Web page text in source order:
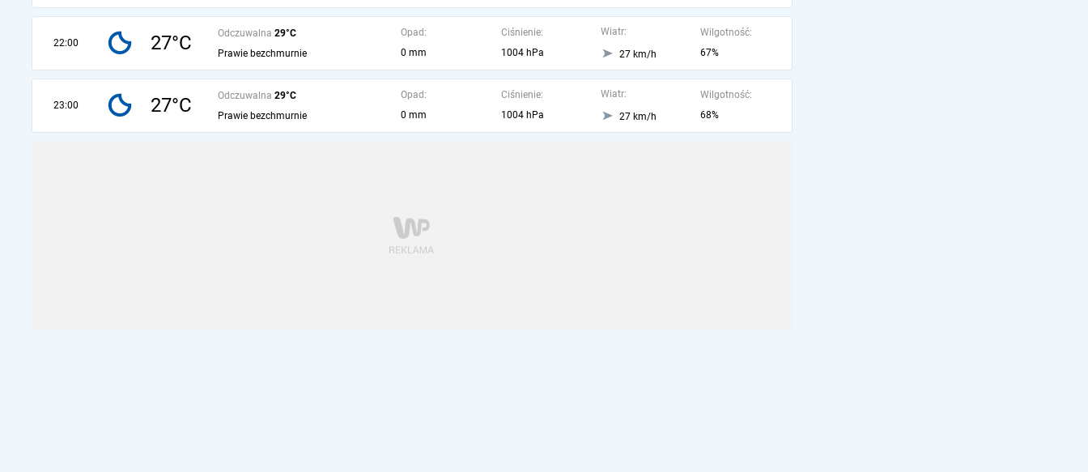
22:00 27°C Odczuwalna 29°C
Prawie bezchmurnie
Opad:
0 mm
Ciśnienie:
1004 hPa
Wiatr:
27 km/h
Wilgotność:
67%
23:00 27°C Odczuwalna 29°C
Prawie bezchmurnie
Opad:
0 mm
Ciśnienie:
1004 hPa
Wiatr:
27 km/h
Wilgotność:
68%